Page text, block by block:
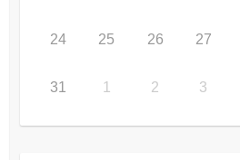
24 25 26 27
31 1 2 3